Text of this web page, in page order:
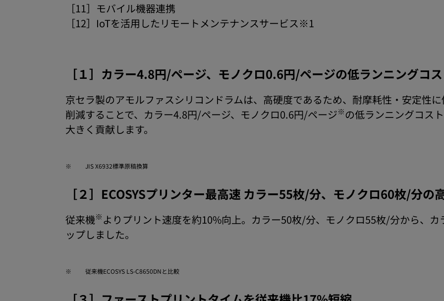
［11］モバイル機器連携
［12］IoTを活用したリモートメンテナンスサービス※1
［１］カラー4.8円/ページ、モノクロ0.6円/ページの低ランニングコ
京セラ製のアモルファスシリコンドラムは、高硬度であるため、耐摩耗性・安定性
削減することで、カラー4.8円/ページ、モノクロ0.6円/ページ※の低ランニングコス
大きく貢献します。
※ JIS X6932標準原稿換算
［２］ECOSYSプリンター最高速 カラー55枚/分、モノクロ60枚/分の
従来機※よりプリント速度を約10%向上。カラー50枚/分、モノクロ55枚/分から、
ップしました。
※ 従来機ECOSYS LS-C8650DNと比較